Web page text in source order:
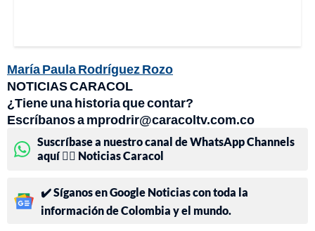
María Paula Rodríguez Rozo
NOTICIAS CARACOL
¿Tiene una historia que contar?
Escríbanos a mprodrir@caracoltv.com.co
Suscríbase a nuestro canal de WhatsApp Channels
aquí 👉🏻 Noticias Caracol
✔️ Síganos en Google Noticias con toda la
información de Colombia y el mundo.